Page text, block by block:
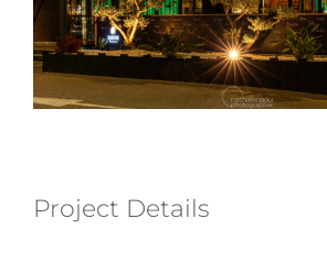
Project Details